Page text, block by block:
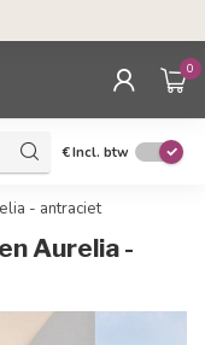
0
€Incl. btw
- antraciet
Aurelia -